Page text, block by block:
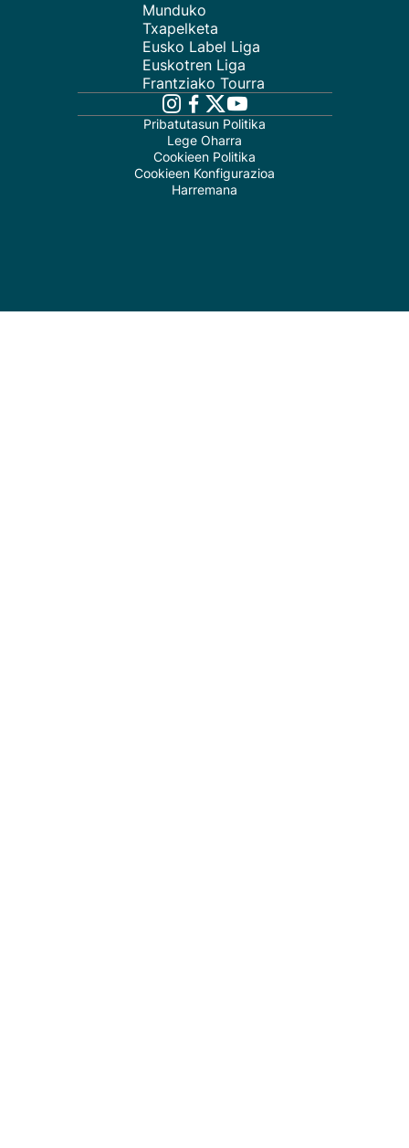
Munduko
Txapelketa
Eusko Label Liga
Euskotren Liga
Frantziako Tourra
Pribatutasun Politika
Lege Oharra
Cookieen Politika
Cookieen Konfigurazioa
Harremana